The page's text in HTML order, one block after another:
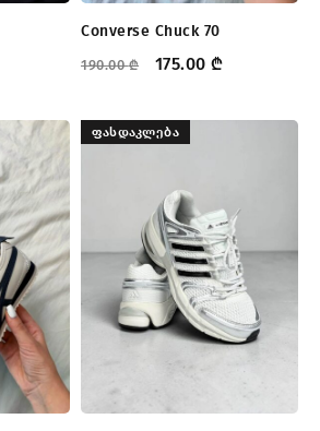
Converse Chuck 70
190.00₾ 175.00 ₾
ᲤᲐᲡᲓᲐᲙᲚᲔᲑᲐ